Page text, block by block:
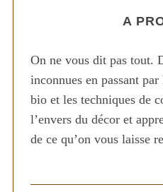
A
On ne vous dit pas tout.
inconnues en passant
bio et les techniques de
l’envers du décor et
de ce qu’on vous laisse